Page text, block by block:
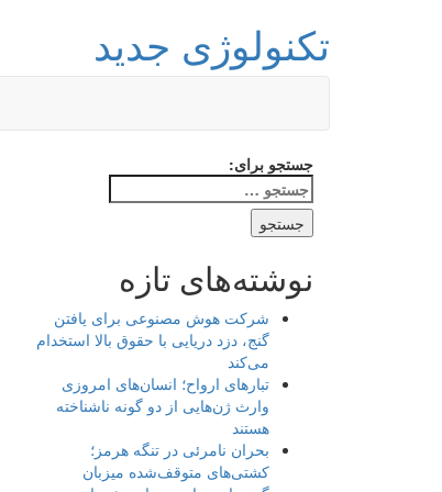
تکنولوژی جدید
جستجو برای:
نوشته‌های تازه
شرکت هوش مصنوعی برای یافتن
گنج، دزد دریایی با حقوق بالا استخدام
می‌کند
تبارهای ارواح؛ انسان‌های امروزی
وارث ژن‌هایی از دو گونه ناشناخته
هستند
بحران نامرئی در تنگه هرمز؛
کشتی‌های متوقف‌شده میزبان